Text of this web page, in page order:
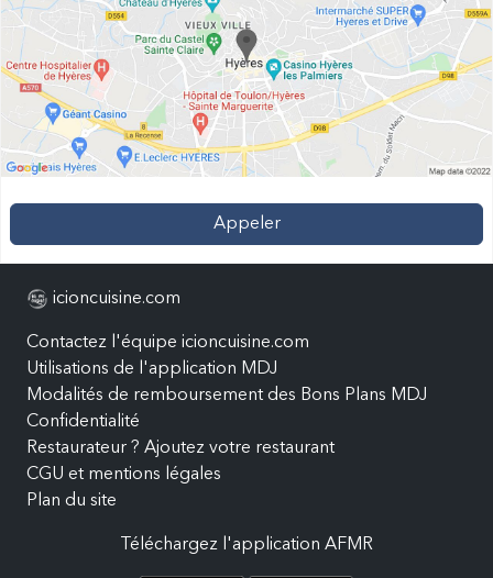
Appeler
icioncuisine.com
Contactez l'équipe icioncuisine.com
Utilisations de l'application MDJ
Modalités de remboursement des Bons Plans MDJ
Confidentialité
Restaurateur ? Ajoutez votre restaurant
CGU et mentions légales
Plan du site
Téléchargez l'application AFMR